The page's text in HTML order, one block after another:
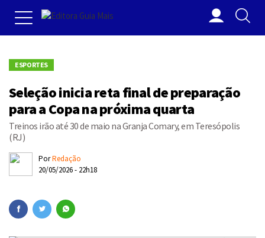
ESPORTES
Seleção inicia reta final de preparação
para a Copa na próxima quarta
Treinos irão até 30 de maio na Granja Comary, em Teresópolis
(RJ)
PorRedação
20/05/2026 - 22h18